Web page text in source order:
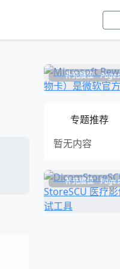
补充展位
专题推荐
暂无内容
补充展位